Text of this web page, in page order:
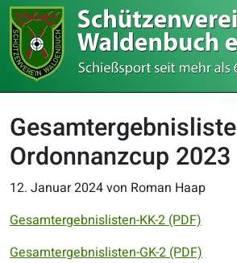
Gesamtergebnisliste
Ordonnanzcup 2023
12. Januar 2024von Roman Haap
Gesamtergebnislisten-KK-2 (PDF)
Gesamtergebnislisten-GK-2 (PDF)